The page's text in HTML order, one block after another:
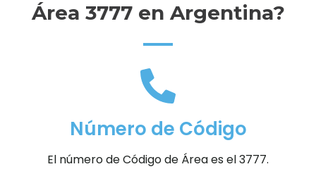
Área 3777 en Argentina?
Número de Código
El número de Código de Área es el 3777.